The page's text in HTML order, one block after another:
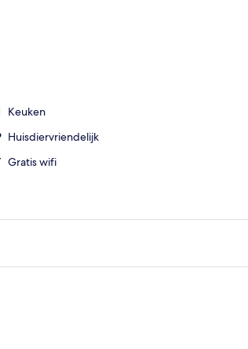
Keuken
Huisdiervriendelijk
Gratis wifi